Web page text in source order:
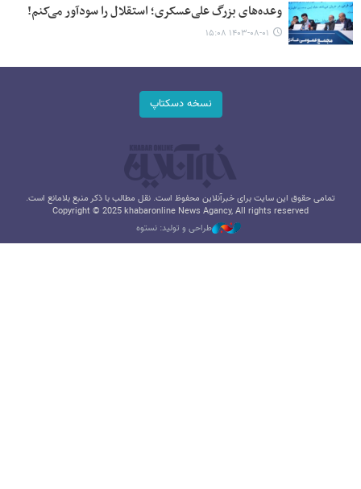
وعده‌های بزرگ علی‌عسکری؛ استقلال را سودآور می‌کنم!
۱۴۰۳-۰۸-۰۱ ۱۵:۰۸
نسخه دسکتاپ
تمامی حقوق این سایت برای خبرآنلاین محفوظ است. نقل مطالب با ذکر منبع بلامانع است.
Copyright © 2025 khabaronline News Agancy, All rights reserved
طراحی و تولید: نستوه